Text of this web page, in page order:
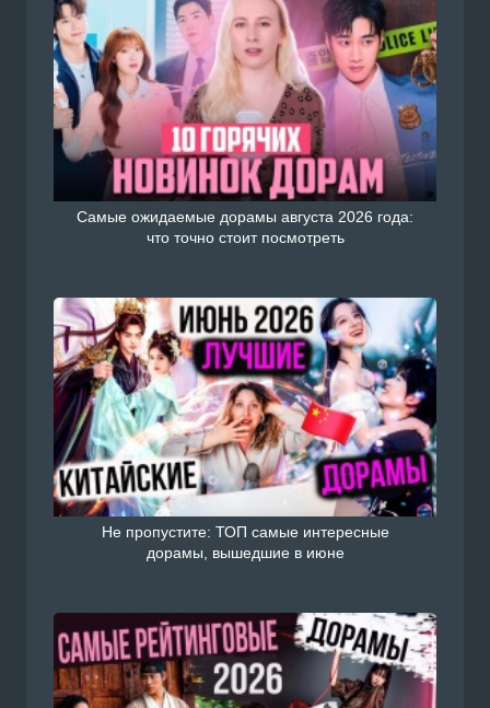
Самые ожидаемые дорамы августа 2026 года:
что точно стоит посмотреть
Не пропустите: ТОП самые интересные
дорамы, вышедшие в июне